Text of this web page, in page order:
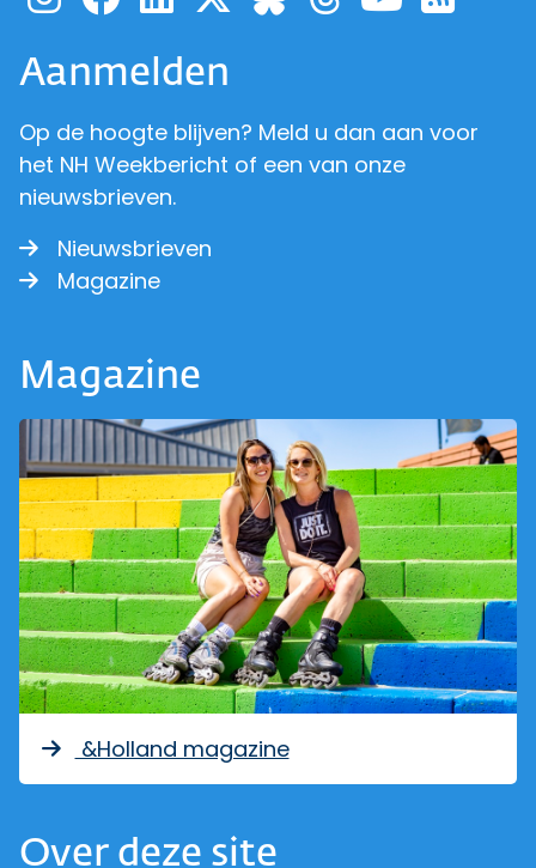
Aanmelden
Op de hoogte blijven? Meld u dan aan voor
het NH Weekbericht of een van onze
nieuwsbrieven.
Nieuwsbrieven
Magazine
Magazine
&Holland magazine
Over deze site